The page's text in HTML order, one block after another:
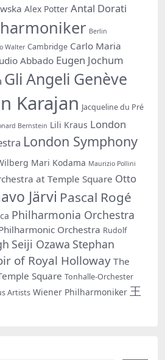
Alex Potter Antal Dorati
Berlin
Walter Cambridge Carlo Maria
Abbado Eugen Jochum
Gli Angeli Genève
Karajan Jacqueline du Pré
Bernstein Lili Kraus London
London Symphony
Mari Kodama Maurizio Pollini
at Temple Square Otto
Järvi Pascal Rogé
Philharmonia Orchestra
Orchestra Rudolf
Seiji Ozawa Stephan
of Royal Holloway The
Square Tonhalle-Orchester
Artists Wiener Philharmoniker 王